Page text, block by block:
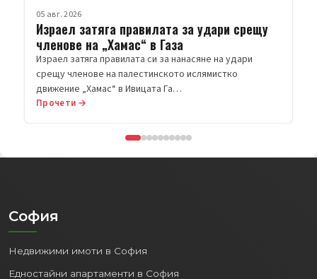
Прочети →
София
Недвижими имоти в София
Едностайни апартаменти в София